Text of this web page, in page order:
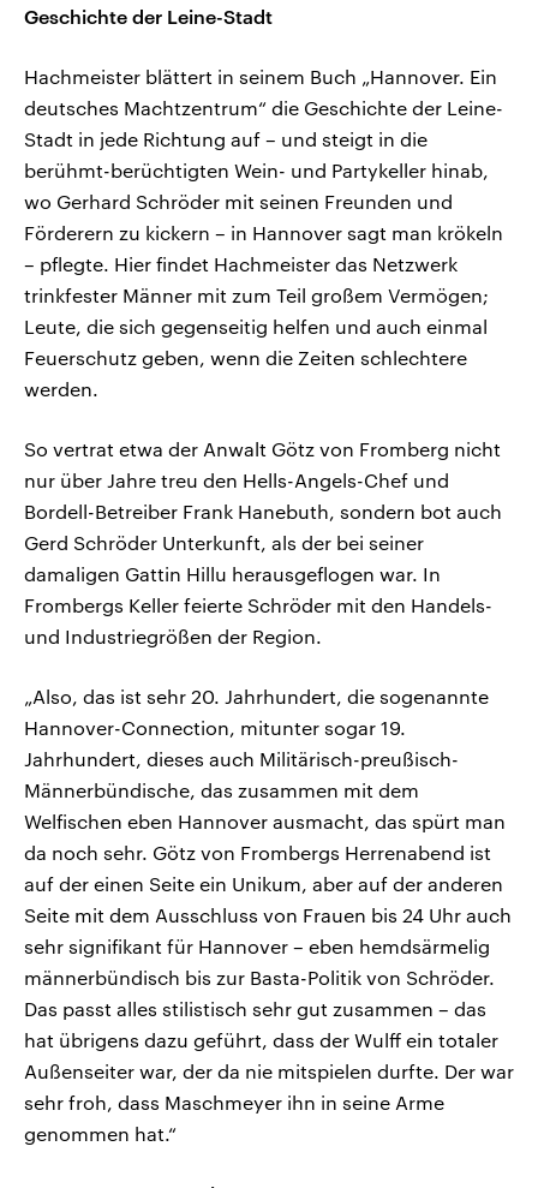
Geschichte der Leine-Stadt
Hachmeister blättert in seinem Buch „Hannover. Ein
deutsches Machtzentrum“ die Geschichte der Leine-
Stadt in jede Richtung auf – und steigt in die
berühmt-berüchtigten Wein- und Partykeller hinab,
wo Gerhard Schröder mit seinen Freunden und
Förderern zu kickern – in Hannover sagt man krökeln
– pflegte. Hier findet Hachmeister das Netzwerk
trinkfester Männer mit zum Teil großem Vermögen;
Leute, die sich gegenseitig helfen und auch einmal
Feuerschutz geben, wenn die Zeiten schlechtere
werden.
So vertrat etwa der Anwalt Götz von Fromberg nicht
nur über Jahre treu den Hells-Angels-Chef und
Bordell-Betreiber Frank Hanebuth, sondern bot auch
Gerd Schröder Unterkunft, als der bei seiner
damaligen Gattin Hillu herausgeflogen war. In
Frombergs Keller feierte Schröder mit den Handels-
und Industriegrößen der Region.
„Also, das ist sehr 20. Jahrhundert, die sogenannte
Hannover-Connection, mitunter sogar 19.
Jahrhundert, dieses auch Militärisch-preußisch-
Männerbündische, das zusammen mit dem
Welfischen eben Hannover ausmacht, das spürt man
da noch sehr. Götz von Frombergs Herrenabend ist
auf der einen Seite ein Unikum, aber auf der anderen
Seite mit dem Ausschluss von Frauen bis 24 Uhr auch
sehr signifikant für Hannover – eben hemdsärmelig
männerbündisch bis zur Basta-Politik von Schröder.
Das passt alles stilistisch sehr gut zusammen – das
hat übrigens dazu geführt, dass der Wulff ein totaler
Außenseiter war, der da nie mitspielen durfte. Der war
sehr froh, dass Maschmeyer ihn in seine Arme
genommen hat.“